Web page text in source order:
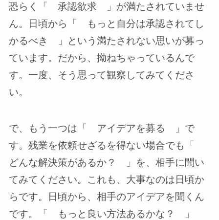
恐らく「 承認欲求 」が満たされていませ
ん。日頃から「 もっと自分は承認されてし
かるべき 」という満たされない思いが募っ
ています。だから、拗ねちゃっているんで
す。一度、そう思って観察してみてくださ
い。
で、もう一つは「 アイデアを募る 」で
す。残業を依頼せざるを得ない場合でも「
どんな解決策があるか？ 」を、相手に聞い
てみてください。これも、大事なのは日頃か
らです。日頃から、相手のアイデアを聞くん
です。「 もっと良い方法あるかな？ 」